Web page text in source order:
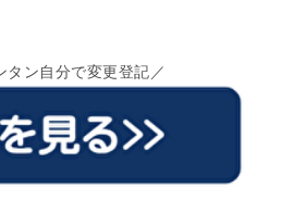
タン自分で変更登記／